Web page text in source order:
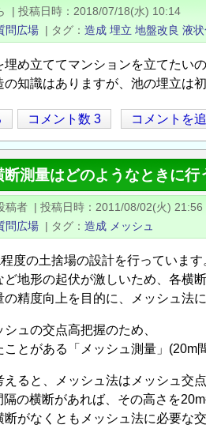
| 投稿日時
2018/07/18(水) 10:14
問広場 | タグ 造成 埋立 地盤改良 液
埋め立ててマンションを立てたい
の知識はありますが、池の埋立は
コメント数 3 コメントを
断測量はどのようなときに行
稿者 | 投稿日時
2011/08/02(火) 21:56
問広場 | タグ 造成 メッシュ
度の土捨場の設計を行っています
ど地形の起伏が激しいため、各横
の精度向上を目的に、メッシュ法
ュの交点高把握のため、
とがある「メッシュ測量」(20m
えると、メッシュ法はメッシュ交
の横断があれば、その高さを20m
断がなくともメッシュ法に必要な